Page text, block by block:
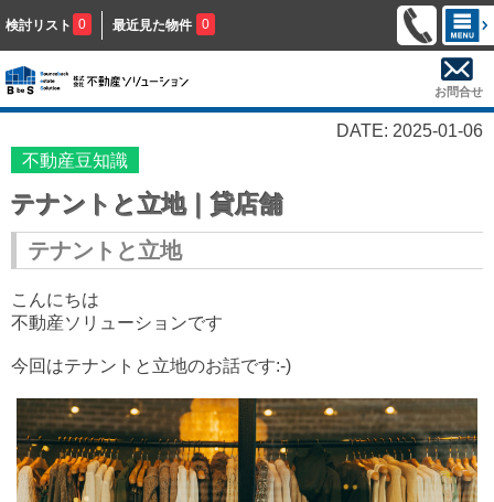
検討リスト 0 最近見た物件 0
お問合せ
DATE: 2025-01-06
不動産豆知識
テナントと立地｜貸店舗
テナントと立地
こんにちは
不動産ソリューションです
今回はテナントと立地のお話です:-)